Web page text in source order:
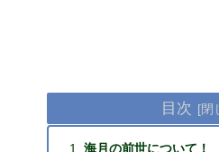
目次
海月の前世について！